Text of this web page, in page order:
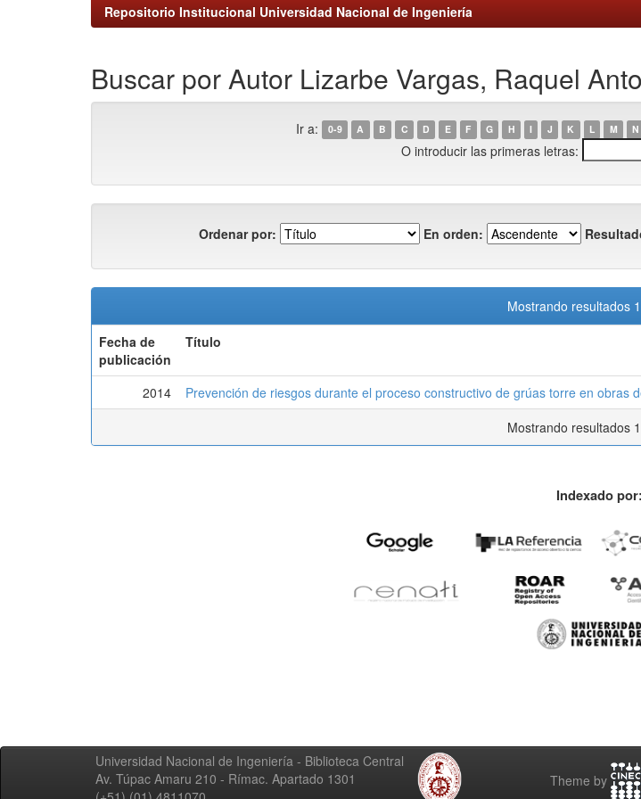
Repositorio Institucional Universidad Nacional de Ingeniería
Buscar por Autor Lizarbe Vargas, Raquel
Ir a: 0-9 A B C D E F G H I J K L M N
O introducir las primeras letras:
Ordenar por: En orden:
Mostrando resultados
Fecha de
publicación
Título
2014 Prevención de riesgos durante el proceso constructivo de grúas torre en obras
Mostrando resultados
Indexado por:
Universidad Nacional de Ingeniería - Biblioteca Central
Av. Túpac Amaru 210 - Rímac. Apartado 1301
Theme by